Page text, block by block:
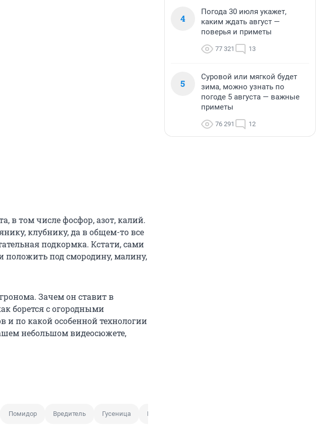
в том числе фосфор, азот, калий.
клубнику, да в общем-то все
подкормка. Кстати, сами
под смородину, малину,
Зачем он ставит в
борется с огородными
по какой особенной технологии
небольшом видеосюжете,
Помидор Вредитель Гусеница Бабочка
4
Погода 30 июля укажет,
каким ждать август —
поверья и приметы
77 321 13
5
Суровой или мягкой будет
зима, можно узнать по
погоде 5 августа — важные
приметы
76 291 12